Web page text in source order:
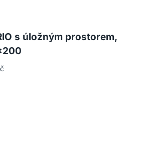
s úložným prostorem,